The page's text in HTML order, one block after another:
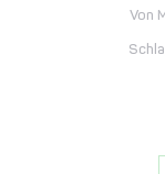
Von